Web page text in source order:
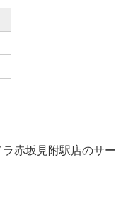
赤坂見附駅店のサー